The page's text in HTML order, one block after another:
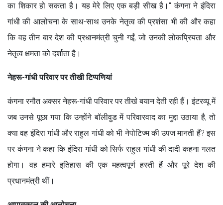
का शिकार हो सकता है। यह मेरे लिए एक बड़ी सीख है।" कंगना ने इंदिरा
गांधी की आलोचना के साथ-साथ उनके नेतृत्व की प्रशंसा भी की और कहा
कि वह तीन बार देश की प्रधानमंत्री चुनी गईं, जो उनकी लोकप्रियता और
नेतृत्व क्षमता को दर्शाता है।
नेहरू-गांधी परिवार पर तीखी टिप्पणियां
कंगना रनौत अक्सर नेहरू-गांधी परिवार पर तीखे बयान देती रही हैं। इंटरव्यू में
जब उनसे पूछा गया कि उन्होंने बॉलीवुड में परिवारवाद का मुद्दा उठाया है, तो
क्या वह इंदिरा गांधी और राहुल गांधी को भी नेपोटिज्म की उपज मानती हैं? इस
पर कंगना ने कहा कि इंदिरा गांधी को सिर्फ राहुल गांधी की दादी कहना गलत
होगा। वह हमारे इतिहास की एक महत्वपूर्ण हस्ती हैं और पूरे देश की
प्रधानमंत्री थीं।